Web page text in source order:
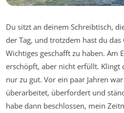
Du sitzt an deinem Schreibtisch,
der Tag, und trotzdem hast du
Wichtiges geschafft zu haben. Am
erschöpft, aber nicht erfüllt. Klingt
nur zu gut. Vor ein paar Jahren
überarbeitet, überfordert und
habe dann beschlossen, mein